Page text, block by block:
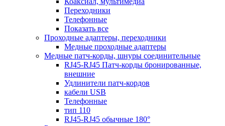
Переходники
Телефонные
Показать все
Проходные адаптеры, переходники
Медные проходные адаптеры
Медные патч-корды, шнуры соединительные
RJ45-RJ45 Патч-корды бронированные,
внешние
Удлинители патч-кордов
кабели USB
Телефонные
тип 110
RJ45-RJ45 обычные 180°